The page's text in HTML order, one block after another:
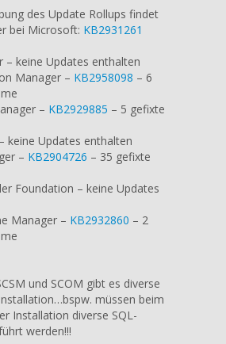
des Update Rollups findet
bei Microsoft: KB2931261
– keine Updates enthalten
Manager – KB2958098 – 6
– KB2929885 – 5 gefixte
keine Updates enthalten
– KB2904726 – 35 gefixte
Foundation – keine Updates
Manager – KB2932860 – 2
und SCOM gibt es diverse
müssen beim
Installation diverse SQL-
werden!!!